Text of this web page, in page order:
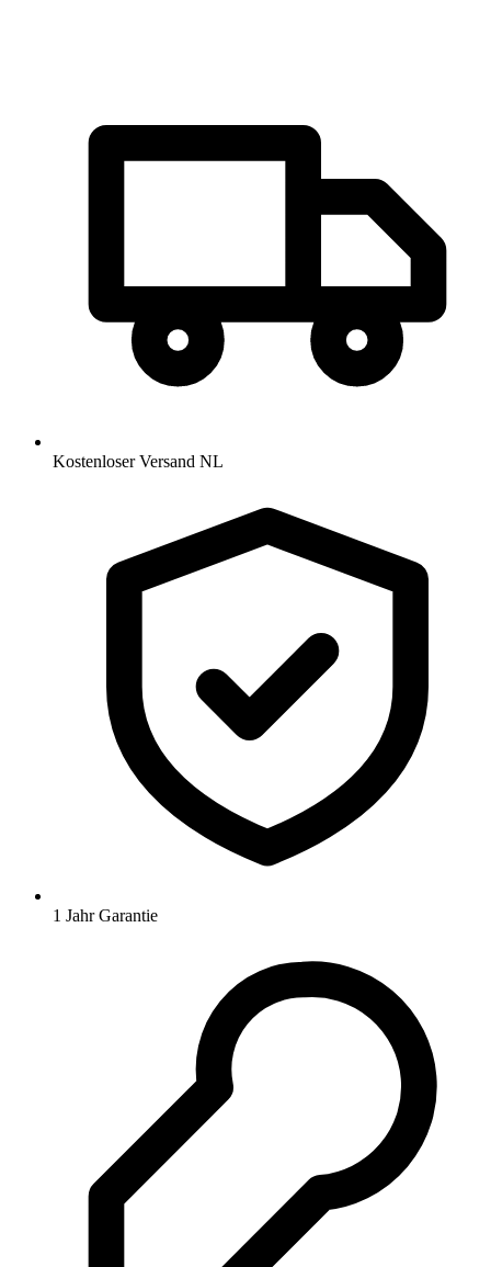
Kostenloser Versand NL
1 Jahr Garantie